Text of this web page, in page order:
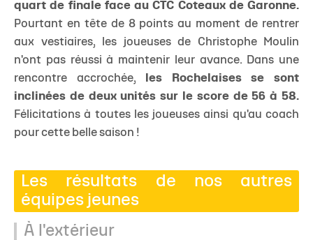
quart de finale face au CTC Coteaux de Garonne.
Pourtant en tête de 8 points au moment de rentrer
aux vestiaires, les joueuses de Christophe Moulin
n'ont pas réussi à maintenir leur avance. Dans une
rencontre accrochée,
les Rochelaises se sont
inclinées de deux unités sur le score de 56 à 58.
Félicitations à toutes les joueuses ainsi qu'au coach
pour cette belle saison !
Les résultats de nos autres
équipes jeunes
À l'extérieur